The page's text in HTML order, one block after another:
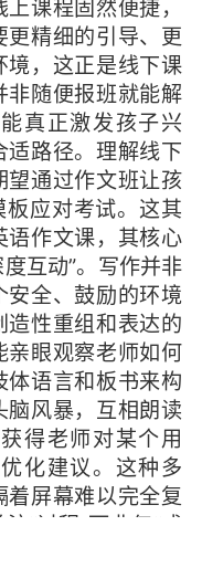
课程固然便捷，
精细的引导、更
境，这正是线下课
非随便报班就能解
真正激发孩子兴
适路径。理解线下
望通过作文班让孩
板应对考试。这其
语作文课，其核心
互动”。写作并非
安全、鼓励的环境
造性重组和表达的
亲眼观察老师如何
语言和板书来构
脑风暴，互相朗读
得老师对某个用
化建议。这种多
屏幕难以完全复
“过程”而非仅“成
建议家长将关注点